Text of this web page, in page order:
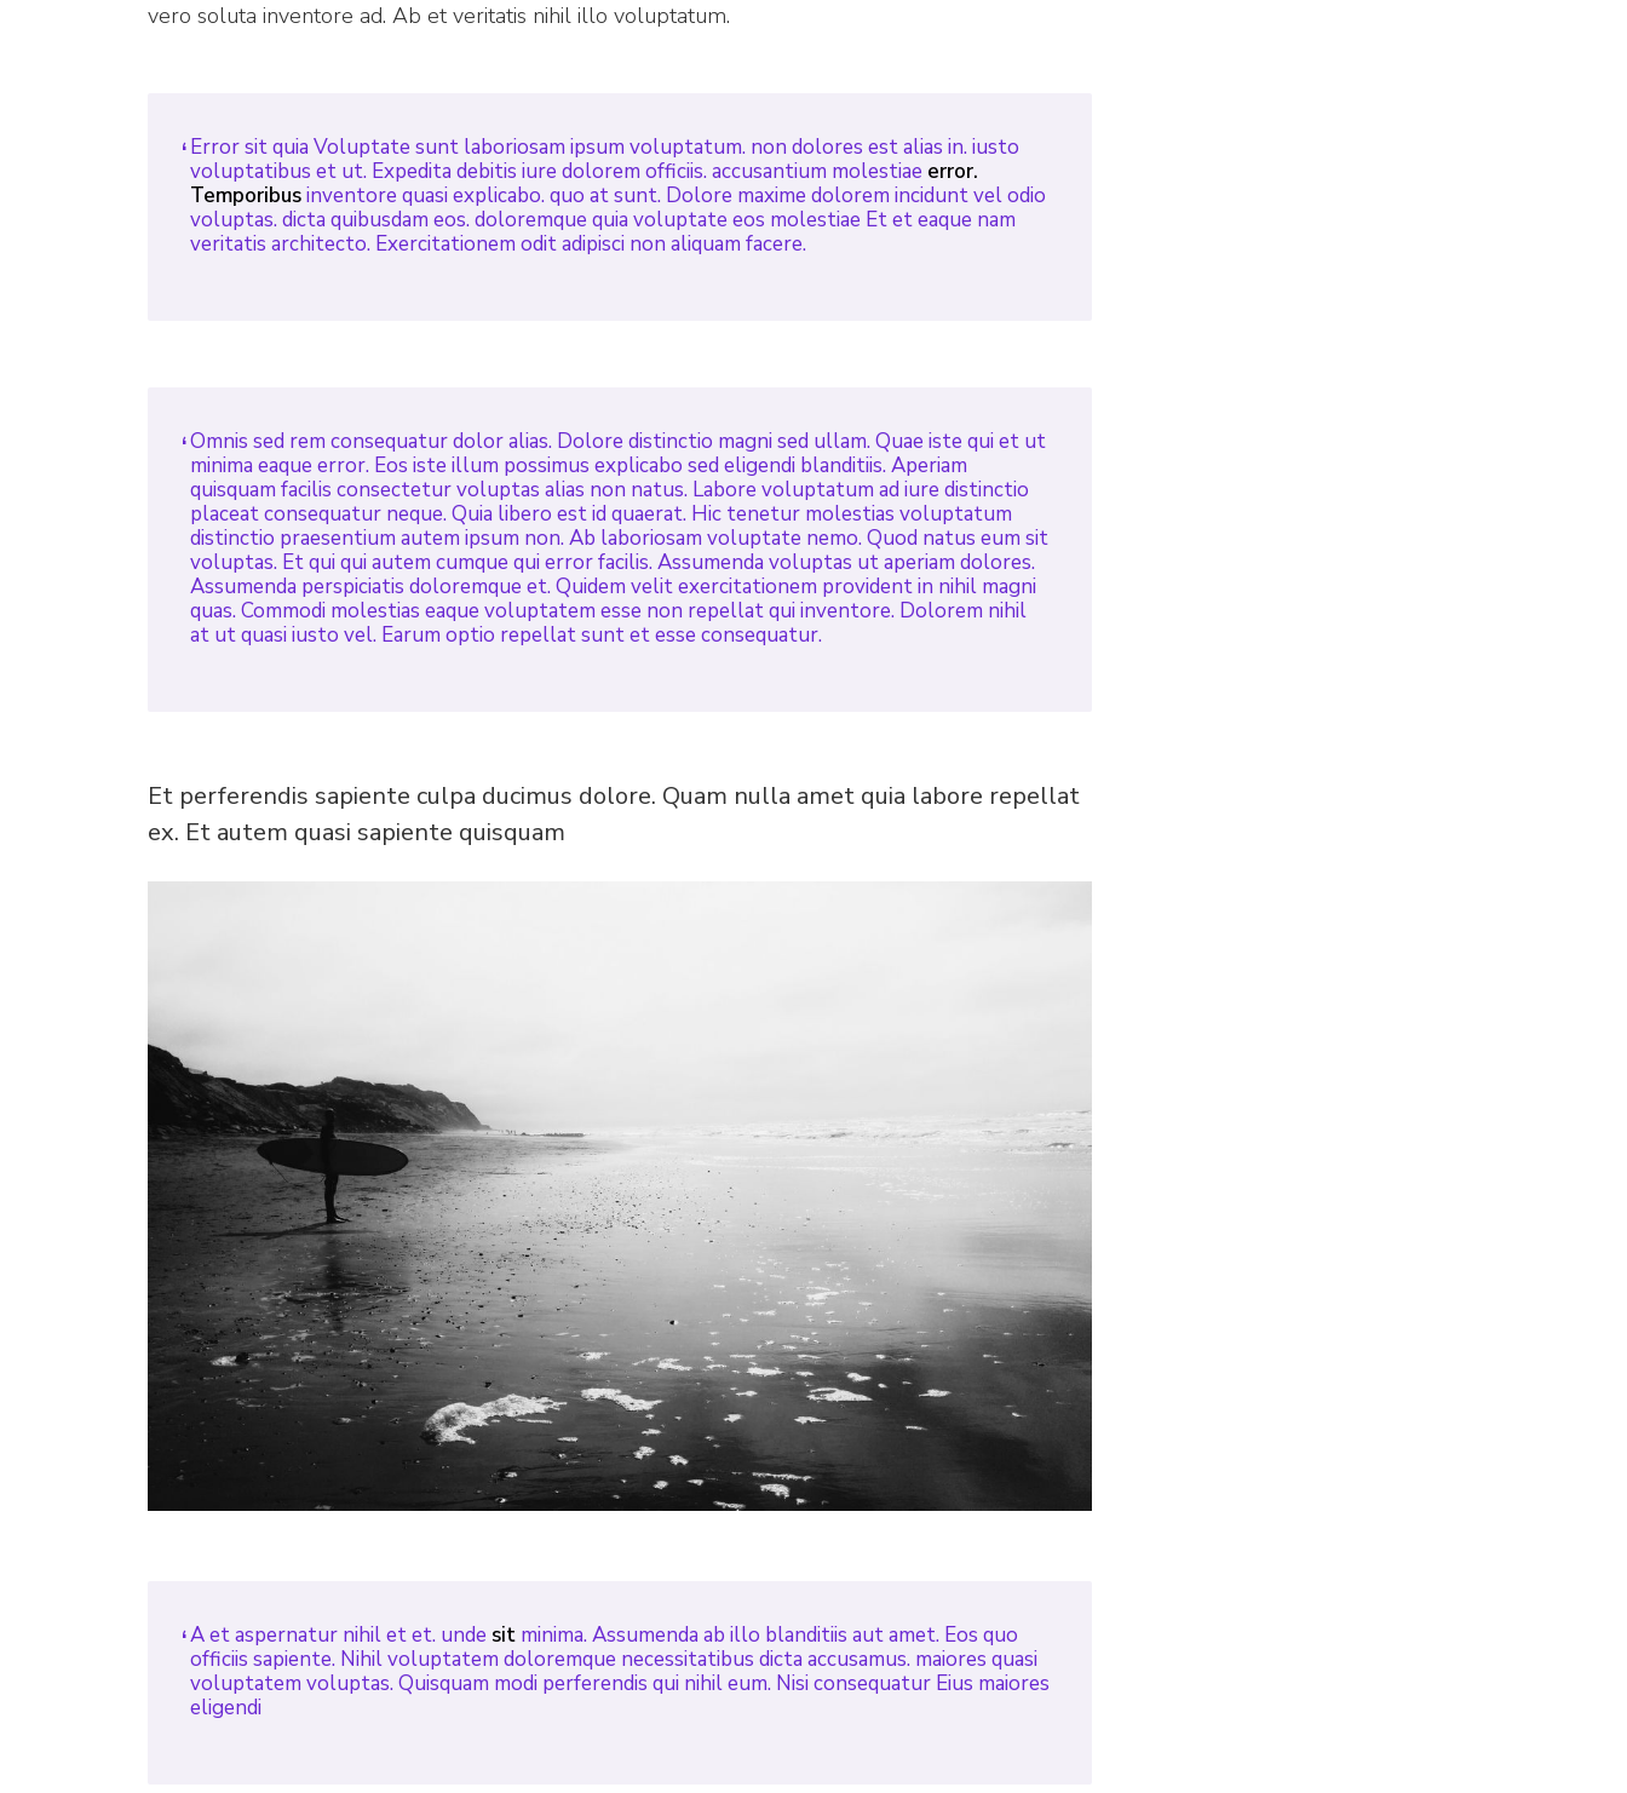
vero soluta inventore ad. Ab et veritatis nihil illo voluptatum.
Error sit quia Voluptate sunt laboriosam ipsum voluptatum. non dolores est alias in. iusto
voluptatibus et ut. Expedita debitis iure dolorem officiis. accusantium molestiae error.
Temporibusinventore quasi explicabo. quo at sunt. Dolore maxime dolorem incidunt vel odio
voluptas. dicta quibusdam eos. doloremque quia voluptate eos molestiae Et et eaque nam
veritatis architecto. Exercitationem odit adipisci non aliquam facere.
Omnis sed rem consequatur dolor alias. Dolore distinctio magni sed ullam. Quae iste qui et ut
minima eaque error. Eos iste illum possimus explicabo sed eligendi blanditiis. Aperiam
quisquam facilis consectetur voluptas alias non natus. Labore voluptatum ad iure distinctio
placeat consequatur neque. Quia libero est id quaerat. Hic tenetur molestias voluptatum
distinctio praesentium autem ipsum non. Ab laboriosam voluptate nemo. Quod natus eum sit
voluptas. Et qui qui autem cumque qui error facilis. Assumenda voluptas ut aperiam dolores.
Assumenda perspiciatis doloremque et. Quidem velit exercitationem provident in nihil magni
quas. Commodi molestias eaque voluptatem esse non repellat qui inventore. Dolorem nihil
at ut quasi iusto vel. Earum optio repellat sunt et esse consequatur.
Et perferendis sapiente culpa ducimus dolore. Quam nulla amet quia labore repellat
ex. Et autem quasi sapiente quisquam
A et aspernatur nihil et et. unde sit minima. Assumenda ab illo blanditiis aut amet. Eos quo
officiis sapiente. Nihil voluptatem doloremque necessitatibus dicta accusamus. maiores quasi
voluptatem voluptas. Quisquam modi perferendis qui nihil eum. Nisi consequatur Eius maiores
eligendi